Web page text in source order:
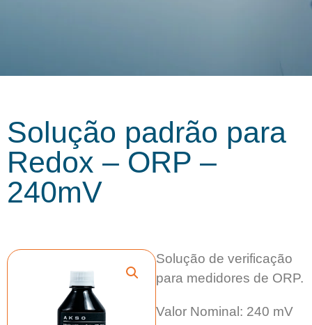
Solução padrão para
Redox – ORP –
240mV
Solução de verificação
para medidores de ORP.
Valor Nominal: 240 mV